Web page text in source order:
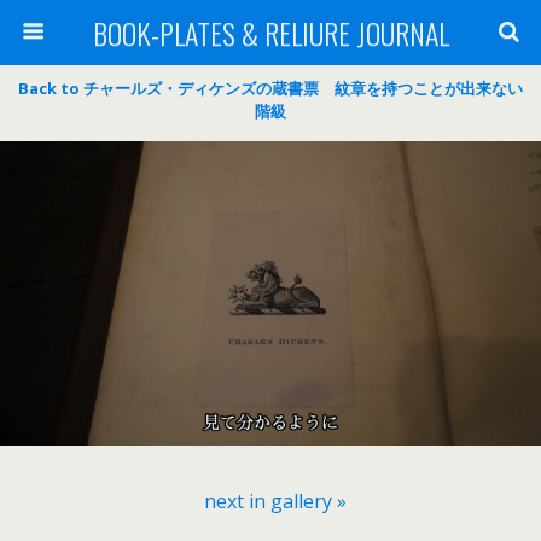
BOOK-PLATES & RELIURE JOURNAL
Back to チャールズ・ディケンズの蔵書票 紋章を持つことが出来ない
階級
next in gallery »